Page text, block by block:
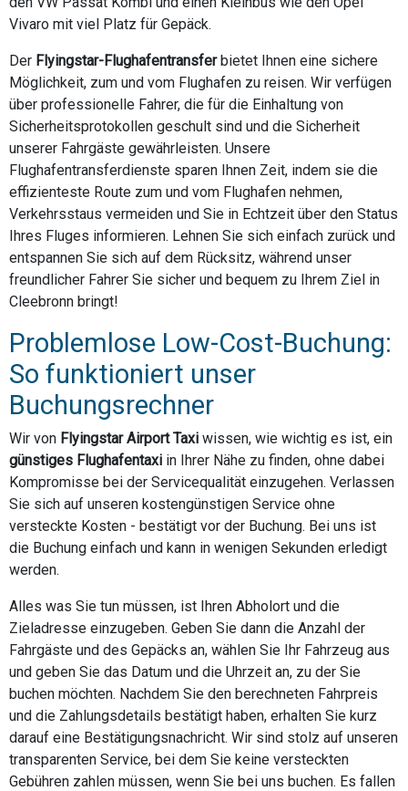
Vivaro mit viel Platz für Gepäck.
Der Flyingstar-Flughafentransferbietet Ihnen eine sichere
Möglichkeit, zum und vom Flughafen zu reisen. Wir verfügen
über professionelle Fahrer, die für die Einhaltung von
Sicherheitsprotokollen geschult sind und die Sicherheit
unserer Fahrgäste gewährleisten. Unsere
Flughafentransferdienste sparen Ihnen Zeit, indem sie die
effizienteste Route zum und vom Flughafen nehmen,
Verkehrsstaus vermeiden und Sie in Echtzeit über den Status
Ihres Fluges informieren. Lehnen Sie sich einfach zurück und
entspannen Sie sich auf dem Rücksitz, während unser
freundlicher Fahrer Sie sicher und bequem zu Ihrem Ziel in
Cleebronn bringt!
Problemlose Low-Cost-Buchung:
So funktioniert unser
Buchungsrechner
Wir von Flyingstar Airport Taxi wissen, wie wichtig es ist, ein
günstiges Flughafentaxi in Ihrer Nähe zu finden, ohne dabei
Kompromisse bei der Servicequalität einzugehen. Verlassen
Sie sich auf unseren kostengünstigen Service ohne
versteckte Kosten - bestätigt vor der Buchung. Bei uns ist
die Buchung einfach und kann in wenigen Sekunden erledigt
werden.
Alles was Sie tun müssen, ist Ihren Abholort und die
Zieladresse einzugeben. Geben Sie dann die Anzahl der
Fahrgäste und des Gepäcks an, wählen Sie Ihr Fahrzeug aus
und geben Sie das Datum und die Uhrzeit an, zu der Sie
buchen möchten. Nachdem Sie den berechneten Fahrpreis
und die Zahlungsdetails bestätigt haben, erhalten Sie kurz
darauf eine Bestätigungsnachricht. Wir sind stolz auf unseren
transparenten Service, bei dem Sie keine versteckten
Gebühren zahlen müssen, wenn Sie bei uns buchen. Es fallen